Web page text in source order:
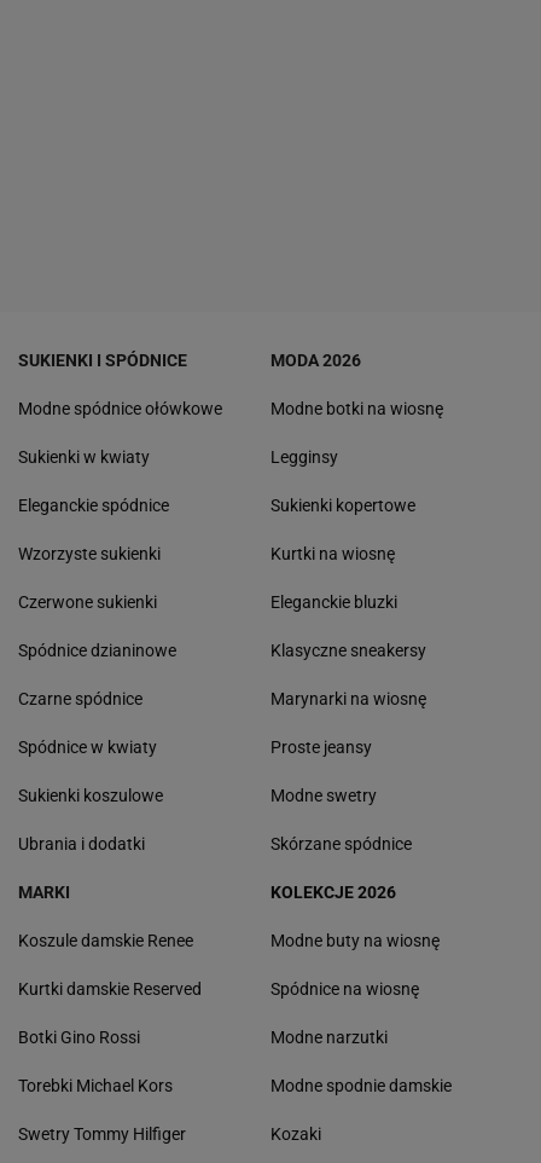
SUKIENKI I SPÓDNICE
Modne spódnice ołówkowe
Sukienki w kwiaty
Eleganckie spódnice
Wzorzyste sukienki
Czerwone sukienki
Spódnice dzianinowe
Czarne spódnice
Spódnice w kwiaty
Sukienki koszulowe
Ubrania i dodatki
MODA 2026
Modne botki na wiosnę
Legginsy
Sukienki kopertowe
Kurtki na wiosnę
Eleganckie bluzki
Klasyczne sneakersy
Marynarki na wiosnę
Proste jeansy
Modne swetry
Skórzane spódnice
MARKI
Koszule damskie Renee
Kurtki damskie Reserved
Botki Gino Rossi
Torebki Michael Kors
Swetry Tommy Hilfiger
KOLEKCJE 2026
Modne buty na wiosnę
Spódnice na wiosnę
Modne narzutki
Modne spodnie damskie
Kozaki